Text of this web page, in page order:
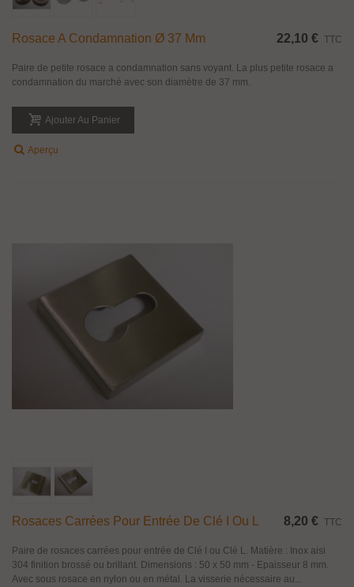
Rosace A Condamnation Ø 37 Mm 22,10 € TTC
Paire de petite rosace a condamnation sans voyant. La plus petite rosace a
condamnation du marché avec son diamètre de 37 mm.
Ajouter Au Panier
Aperçu
Rosaces Carrées Pour Entrée De Clé I Ou L 8,20 € TTC
Paire de rosaces carrées pour entrée de Clé I ou Clé L. Matière : Inox aisi
304 finition brossé ou brillant. Dimensions : 50 x 50 mm - Epaisseur 8 mm.
Avec sous rosace en nylon ou en métal. La visserie nécessaire au...